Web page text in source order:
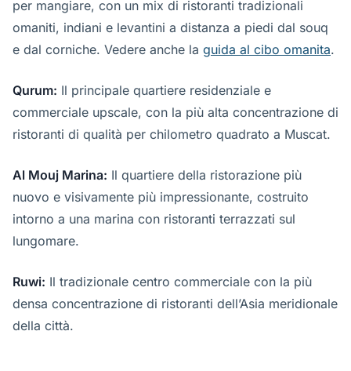
per mangiare, con un mix di ristoranti tradizionali
omaniti, indiani e levantini a distanza a piedi dal souq
e dal corniche. Vedere anche la guida al cibo omanita.
Qurum: Il principale quartiere residenziale e
commerciale upscale, con la più alta concentrazione di
ristoranti di qualità per chilometro quadrato a Muscat.
Al Mouj Marina: Il quartiere della ristorazione più
nuovo e visivamente più impressionante, costruito
intorno a una marina con ristoranti terrazzati sul
lungomare.
Ruwi: Il tradizionale centro commerciale con la più
densa concentrazione di ristoranti dell’Asia meridionale
della città.